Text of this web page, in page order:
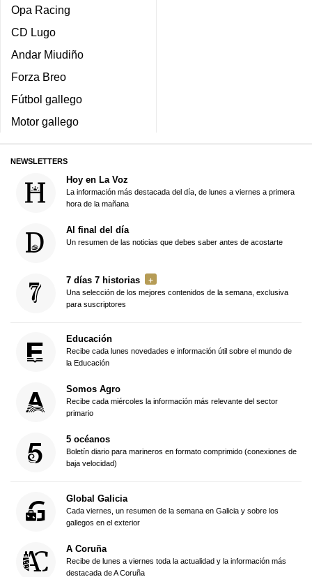
Opa Racing
CD Lugo
Andar Miudiño
Forza Breo
Fútbol gallego
Motor gallego
NEWSLETTERS
Hoy en La Voz
La información más destacada del día, de lunes a viernes a primera
hora de la mañana
Al final del día
Un resumen de las noticias que debes saber antes de acostarte
7 días 7 historias
Una selección de los mejores contenidos de la semana, exclusiva
para suscriptores
Educación
Recibe cada lunes novedades e información útil sobre el mundo de
la Educación
Somos Agro
Recibe cada miércoles la información más relevante del sector
primario
5 océanos
Boletín diario para marineros en formato comprimido (conexiones de
baja velocidad)
Global Galicia
Cada viernes, un resumen de la semana en Galicia y sobre los
gallegos en el exterior
A Coruña
Recibe de lunes a viernes toda la actualidad y la información más
destacada de A Coruña